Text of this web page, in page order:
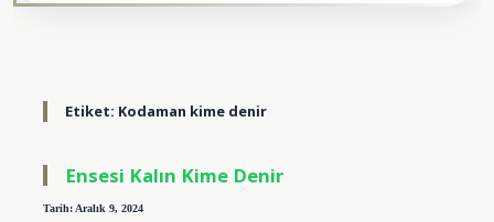
Etiket: Kodaman kime denir
Ensesi Kalın Kime Denir
Tarih: Aralık 9, 2024